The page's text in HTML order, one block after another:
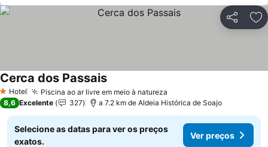
Partilhar
1 Estrelas
Hotel Piscina ao ar livre em meio à natureza
Cerca dos Passais
8,6 Excelente 327 a 7.2 km de Aldeia Histórica de Soajo
Selecione as datas para ver os preços
exatos.
Ver preços